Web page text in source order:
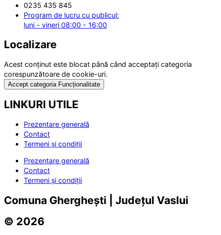
0235 435 845
Program de lucru cu publicul:
luni - vineri 08:00 - 16:00
Localizare
Acest conținut este blocat până când acceptați categoria
corespunzătoare de cookie-uri.
Accept categoria Funcționalitate
LINKURI UTILE
Prezentare generală
Contact
Termeni și condiții
Prezentare generală
Contact
Termeni și condiții
Comuna Gherghești | Județul Vaslui
© 2026